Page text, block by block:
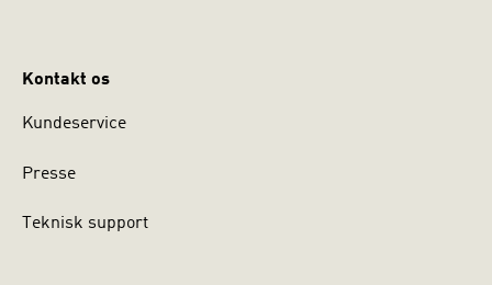
Kontakt os
Kundeservice
Presse
Teknisk support